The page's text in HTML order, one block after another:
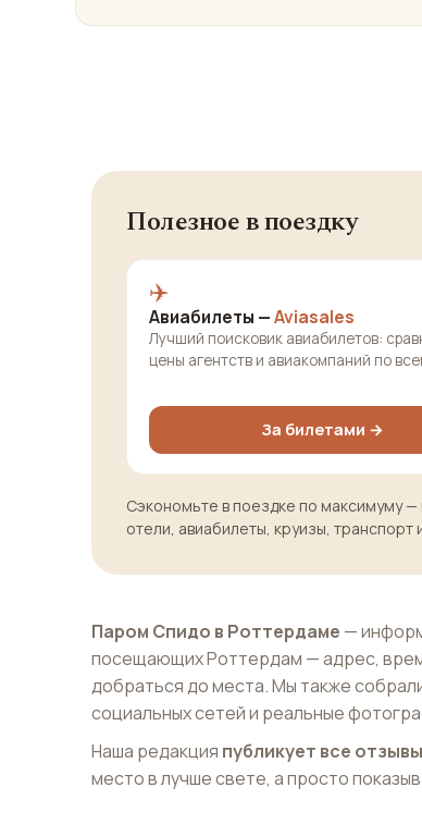
Полезное в поездку
✈️
Авиабилеты —Aviasales
Лучший поисковик авиабилетов:
цены агентств и авиакомпаний по
За билетами →
Сэкономьте в поездке по максимуму
отели, авиабилеты, круизы, транспорт
Паром Спидо в Роттердаме —
посещающих Роттердам — адрес,
добраться до места. Мы также
социальных сетей и реальные
Наша редакция публикует все
место в лучше свете, а просто